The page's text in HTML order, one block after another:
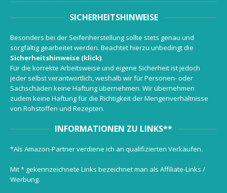
SICHERHEITSHINWEISE
Besonders bei der Seifenherstellung sollte stets genau und
sorgfältig gearbeitet werden. Beachtet hierzu unbedingt die
Sicherheitshinweise (klick).
Für die korrekte Arbeitsweise und eigene Sicherheit ist jedoch
jeder selbst verantwortlich, weshalb wir für Personen- oder
Sachschäden keine Haftung übernehmen. Wir übernehmen
zudem keine Haftung für die Richtigkeit der Mengenverhältnisse
von Rohstoffen und Rezepten.
INFORMATIONEN ZU LINKS**
*Als Amazon-Partner verdiene ich an qualifizierten Verkäufen.
Mit * gekennzeichnete Links bezeichnet man als Affiliate-Links /
Werbung.